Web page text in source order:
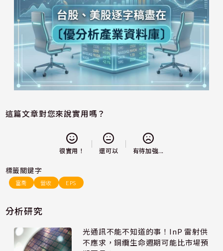
這篇文章對您來說實用嗎？
很實用！ 還可以 有待加強...
標籤關鍵字
富喬 營收 EPS
分析研究
光通訊不能不知道的事！InP 雷射供
不應求，銅纜生命週期可能比市場預